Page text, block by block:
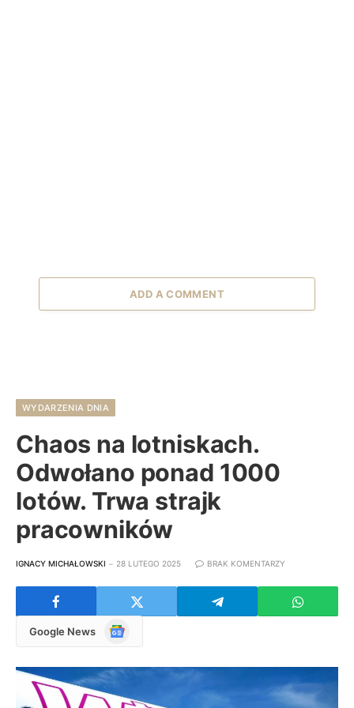
ADD A COMMENT
WYDARZENIA DNIA
Chaos na lotniskach.
Odwołano ponad 1000
lotów. Trwa strajk
pracowników
IGNACY MICHAŁOWSKI 28 LUTEGO 2025 BRAK KOMENTARZY
Google News
Google